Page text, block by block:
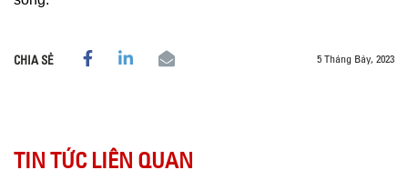
CHIA SẺ 5 Tháng Bảy, 2023
TIN TỨC LIÊN QUAN